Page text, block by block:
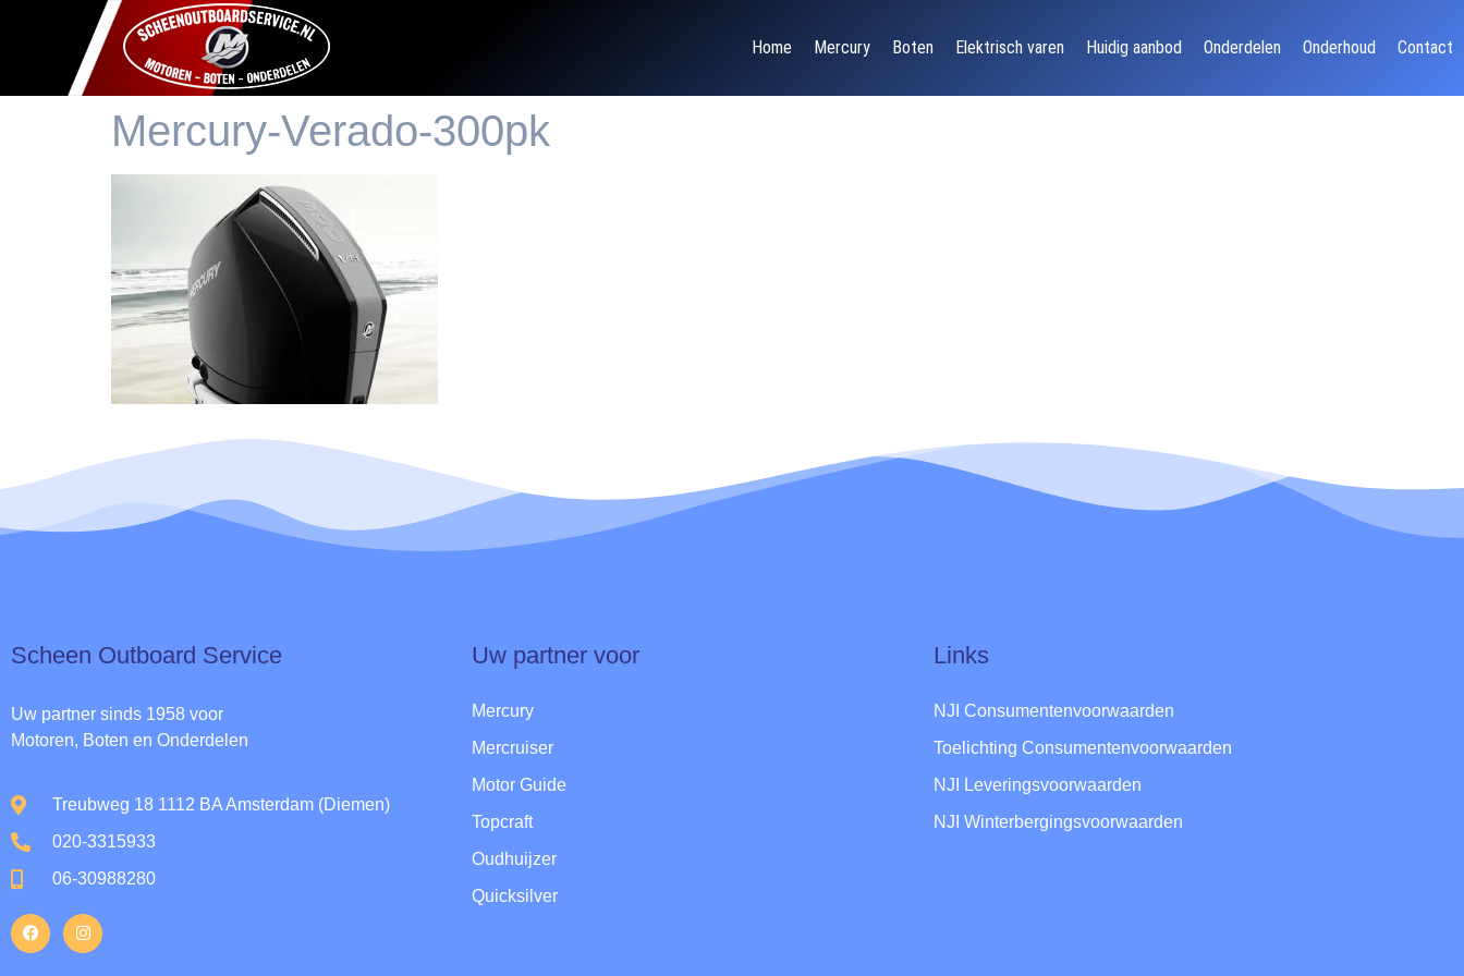
Home Mercury Boten Elektrisch varen Huidig aanbod Onderdelen Onderhoud Contact
Mercury-Verado-300pk
Scheen Outboard Service​
Uw partner sinds 1958 voor
Motoren, Boten en Onderdelen
Treubweg 18 1112 BA Amsterdam (Diemen)
020-3315933
06-30988280
Uw partner voor
Mercury
Mercruiser
Motor Guide
Topcraft
Oudhuijzer
Quicksilver
Links
NJI Consumentenvoorwaarden
Toelichting Consumentenvoorwaarden
NJI Leveringsvoorwaarden
NJI Winterbergingsvoorwaarden